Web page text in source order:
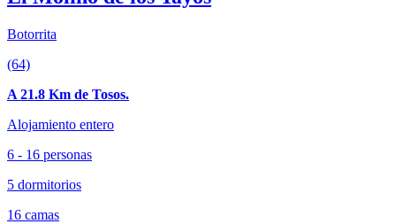
Botorrita
(64)
A 21.8 Km de Tosos.
Alojamiento entero
6 - 16 personas
5 dormitorios
16 camas